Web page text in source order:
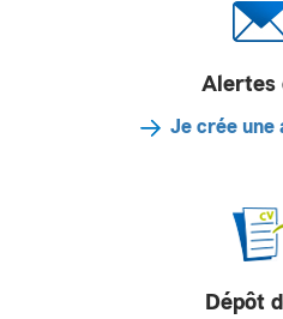
Alertes
Je crée une
Dépôt